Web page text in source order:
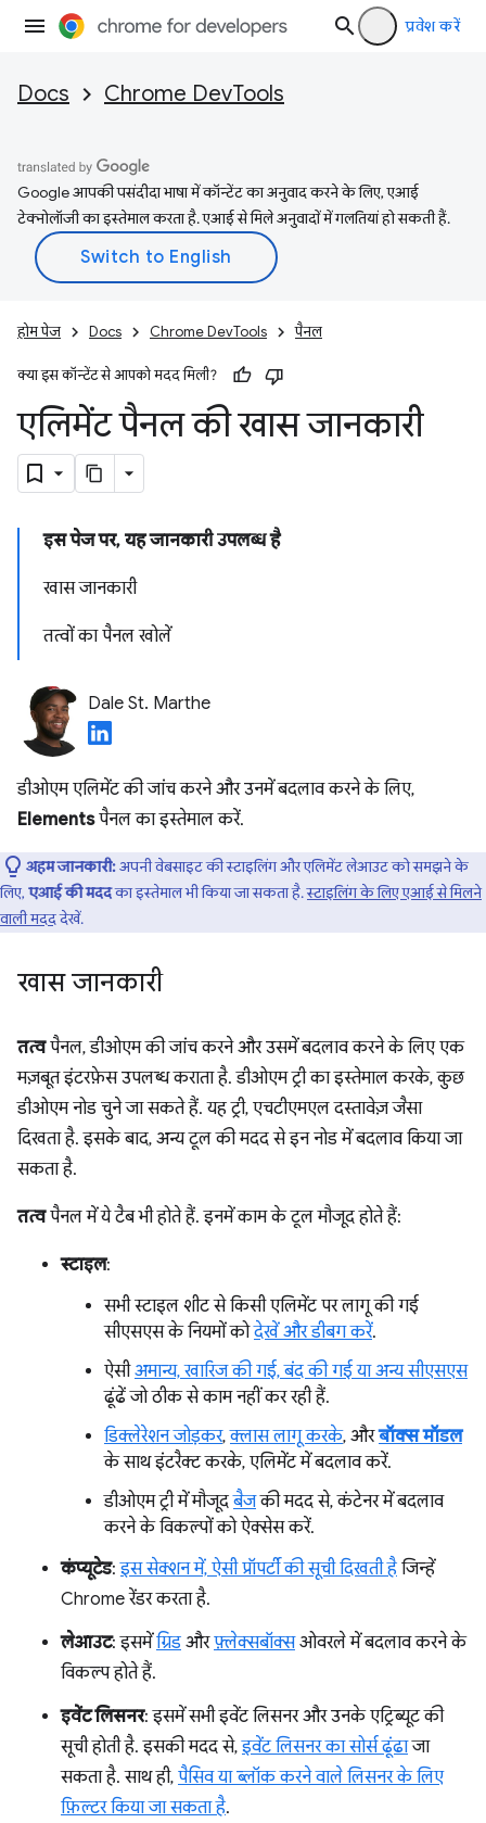
प्रवेश करें
Docs Chrome DevTools
Google आपकी पसंदीदा भाषा में कॉन्टेंट का अनुवाद करने के लिए, एआई
टेक्नोलॉजी का इस्तेमाल करता है. एआई से मिले अनुवादों में गलतियां हो सकती हैं.
होम पेज Docs Chrome DevTools पैनल
क्या इस कॉन्टेंट से आपको मदद मिली?
एलिमेंट पैनल की खास जानकारी
इस पेज पर, यह जानकारी उपलब्ध है
खास जानकारी
तत्वों का पैनल खोलें
Dale St. Marthe
डीओएम एलिमेंट की जांच करने और उनमें बदलाव करने के लिए,
Elementsपैनल का इस्तेमाल करें.
अहम जानकारी:अपनी वेबसाइट की स्टाइलिंग और एलिमेंट लेआउट को समझने के
लिए, एआई की मददका इस्तेमाल भी किया जा सकता है.स्टाइलिंग के लिए एआई से मिलने
वाली मदददेखें.
खास जानकारी
तत्वपैनल, डीओएम की जांच करने और उसमें बदलाव करने के लिए एक
मज़बूत इंटरफ़ेस उपलब्ध कराता है. डीओएम ट्री का इस्तेमाल करके, कुछ
डीओएम नोड चुने जा सकते हैं. यह ट्री, एचटीएमएल दस्तावेज़ जैसा
दिखता है. इसके बाद, अन्य टूल की मदद से इन नोड में बदलाव किया जा
सकता है.
तत्वपैनल में ये टैब भी होते हैं. इनमें काम के टूल मौजूद होते हैं:
स्टाइल:
सभी स्टाइल शीट से किसी एलिमेंट पर लागू की गई
सीएसएस के नियमों कोदेखें और डीबग करें.
ऐसीअमान्य, खारिज की गई, बंद की गई या अन्य सीएसएस
ढूंढें जो ठीक से काम नहीं कर रही हैं.
डिक्लेरेशन जोड़कर,क्लास लागू करके, औरबॉक्स मॉडल
के साथ इंटरैक्ट करके, एलिमेंट में बदलाव करें.
डीओएम ट्री में मौजूदबैजकी मदद से, कंटेनर में बदलाव
करने के विकल्पों को ऐक्सेस करें.
कंप्यूटेड:इस सेक्शन में, ऐसी प्रॉपर्टी की सूची दिखती है जिन्हें
Chrome रेंडर करता है.
लेआउट: इसमेंग्रिड औरफ़्लेक्सबॉक्सओवरले में बदलाव करने के
विकल्प होते हैं.
इवेंट लिसनर: इसमें सभी इवेंट लिसनर और उनके एट्रिब्यूट की
सूची होती है. इसकी मदद से,इवेंट लिसनर का सोर्स ढूंढाजा
सकता है. साथ ही, पैसिव या ब्लॉक करने वाले लिसनर के लिए
फ़िल्टर किया जा सकता है.